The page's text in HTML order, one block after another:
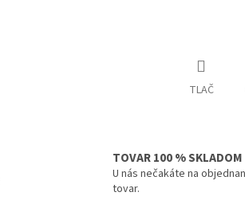
TLAČ
TOVAR 100 % SKLADOM
U nás nečakáte na
tovar.